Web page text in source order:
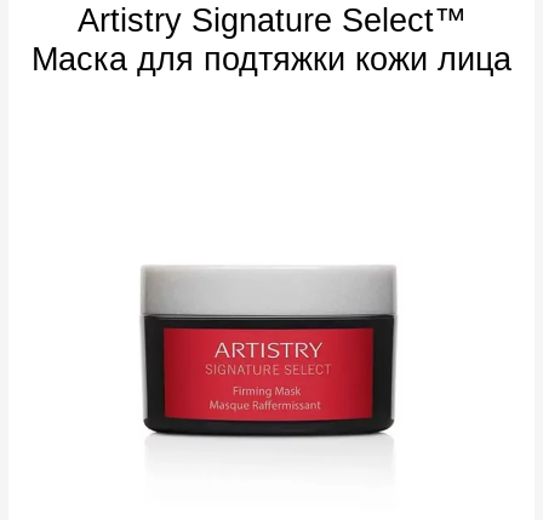
Artistry Signature Select™
Маска для подтяжки кожи лица